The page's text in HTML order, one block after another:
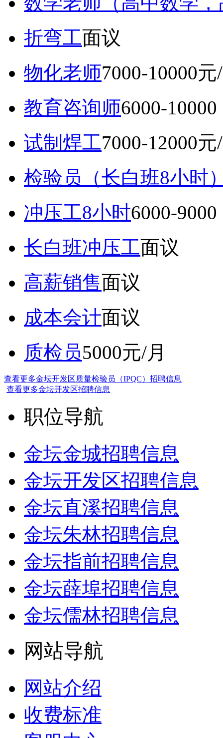
折弯工面议
物化老师7000-10000元
教育咨询师6000-
试制焊工7000-12000元
检验员（长白班8小时
冲压工8小时6000-
长白班冲压工面议
高薪销售面议
成本会计面议
质检员5000元/月
查看更多金坛开发区质量检验员（IPQC）招聘信息
查看更多金坛开发区招聘信息
职位导航
金坛金城招聘信息
金坛开发区招聘信息
金坛直溪招聘信息
金坛朱林招聘信息
金坛指前招聘信息
金坛薛埠招聘信息
金坛儒林招聘信息
网站导航
网站介绍
收费标准